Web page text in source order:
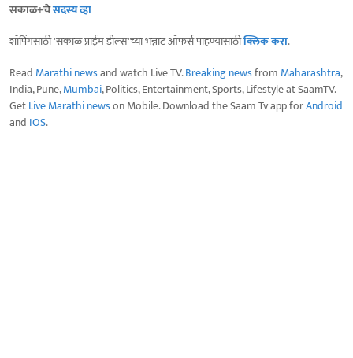
सकाळ+चेसदस्य व्हा
शॉपिंगसाठी 'सकाळ प्राईम डील्स'च्या भन्नाट ऑफर्स पाहण्यासाठीक्लिक करा.
Read Marathi newsand watch Live TV.Breaking newsfrom Maharashtra,
India, Pune,Mumbai, Politics, Entertainment, Sports, Lifestyle at SaamTV.
GetLive Marathi newson Mobile. Download the Saam Tv app forAndroid
and IOS.